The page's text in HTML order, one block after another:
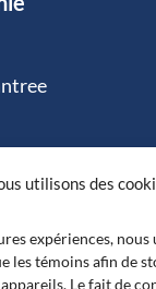
utilisons des
expériences, nous
les témoins afin de
Le fait de
aux cookies